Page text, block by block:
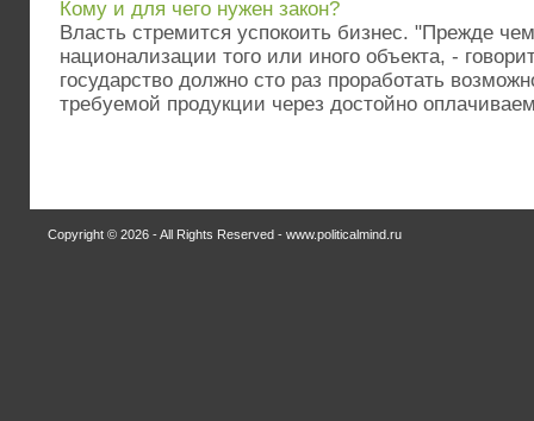
Кому и для чего нужен закон?
Власть стремится успокоить бизнес. "Прежде
национализации того или иного объекта, -
государство должно сто раз проработать
требуемой продукции через достойно
Copyright © 2026 - All Rights Reserved - www.politicalmind.ru